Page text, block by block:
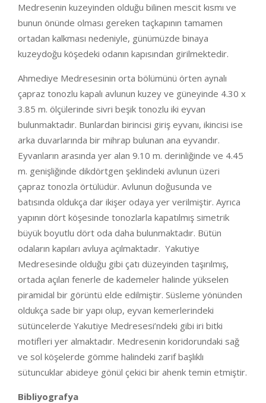
Medresenin kuzeyinden olduğu bilinen mescit kısmı ve
bunun önünde olması gereken taçkapının tamamen
ortadan kalkması nedeniyle, günümüzde binaya
kuzeydoğu köşedeki odanın kapısından girilmektedir.
Ahmediye Medresesinin orta bölümünü örten aynalı
çapraz tonozlu kapalı avlunun kuzey ve güneyinde 4.30 x
3.85 m. ölçülerinde sivri beşik tonozlu iki eyvan
bulunmaktadır. Bunlardan birincisi giriş eyvanı, ikincisi ise
arka duvarlarında bir mihrap bulunan ana eyvandır.
Eyvanların arasında yer alan 9.10 m. derinliğinde ve 4.45
m. genişliğinde dikdörtgen şeklindeki avlunun üzeri
çapraz tonozla örtülüdür. Avlunun doğusunda ve
batısında oldukça dar ikişer odaya yer verilmiştir. Ayrıca
yapının dört köşesinde tonozlarla kapatılmış simetrik
büyük boyutlu dört oda daha bulunmaktadır. Bütün
odaların kapıları avluya açılmaktadır. Yakutiye
Medresesinde olduğu gibi çatı düzeyinden taşırılmış,
ortada açılan fenerle de kademeler halinde yükselen
piramidal bir görüntü elde edilmiştir. Süsleme yönünden
oldukça sade bir yapı olup, eyvan kemerlerindeki
sütüncelerde Yakutiye Medresesi’ndeki gibi iri bitki
motifleri yer almaktadır. Medresenin koridorundaki sağ
ve sol köşelerde gömme halindeki zarif başlıklı
sütuncuklar abideye gönül çekici bir ahenk temin etmiştir.
Bibliyografya